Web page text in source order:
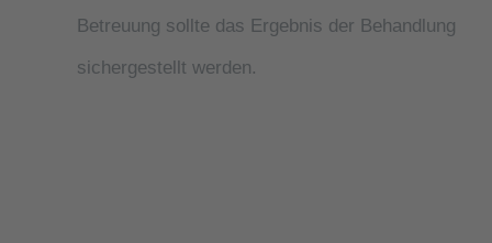
Betreuung sollte das Ergebnis der Behandlung
sichergestellt werden.